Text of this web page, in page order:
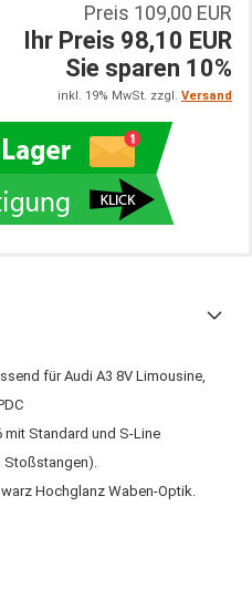
Preis 109,00 EUR
Ihr Preis 98,10 EUR
Sie sparen 10%
inkl. 19% MwSt. zzgl. Versand
für Audi A3 8V Limousine,
mit Standard und S-Line
Stoßstangen).
Hochglanz Waben-Optik.